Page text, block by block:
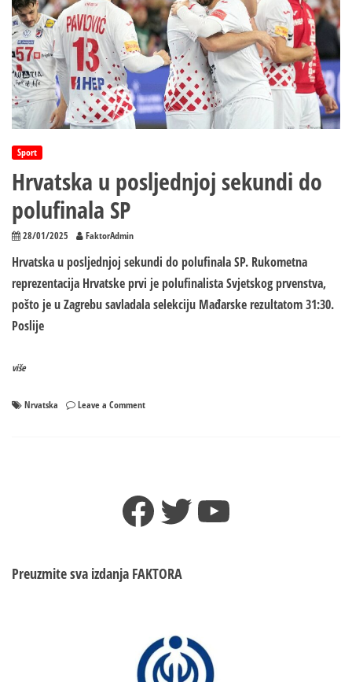
Sport
Hrvatska u posljednjoj sekundi do
polufinala SP
28/01/2025 FaktorAdmin
Hrvatska u posljednjoj sekundi do polufinala SP. Rukometna
reprezentacija Hrvatske prvi je polufinalista Svjetskog prvenstva,
pošto je u Zagrebu savladala selekciju Mađarske rezultatom 31:30.
Poslije
više
Nrvatska Leave a Commenton
polufinala
SP
Facebook
TwitterYouTube
Preuzmite sva izdanja FAKTORA